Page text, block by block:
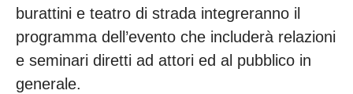
burattini e teatro di strada integreranno il
programma dell’evento che includerà relazioni
e seminari diretti ad attori ed al pubblico in
generale.